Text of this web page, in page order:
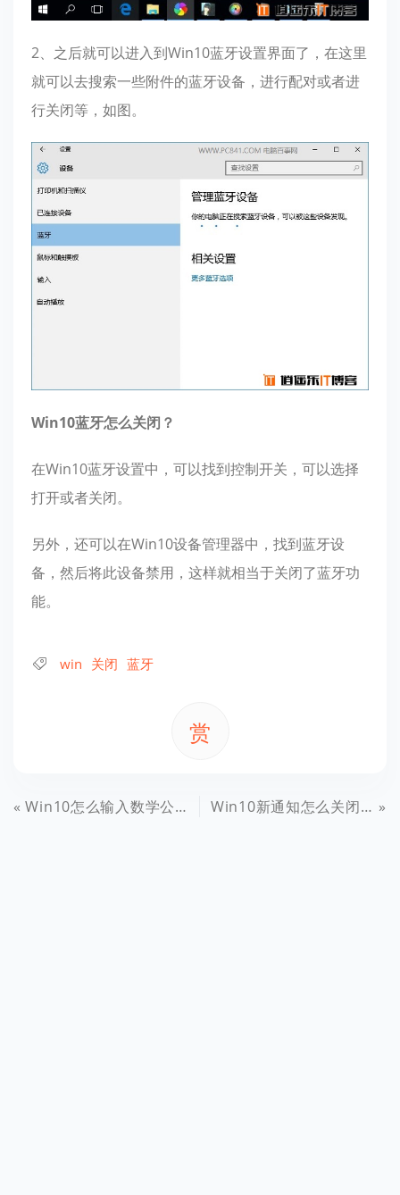
2、之后就可以进入到Win10蓝牙设置界面了，在这里
就可以去搜索一些附件的蓝牙设备，进行配对或者进
行关闭等，如图。
Win10蓝牙怎么关闭？
在Win10蓝牙设置中，可以找到控制开关，可以选择
打开或者关闭。
另外，还可以在Win10设备管理器中，找到蓝牙设
备，然后将此设备禁用，这样就相当于关闭了蓝牙功
能。
win 关闭 蓝牙
赏
Win10怎么输入数学公式 Win10打开数学输入面板方法 Win10新通知怎么关闭 隐藏Win10任务栏新通知图标方法